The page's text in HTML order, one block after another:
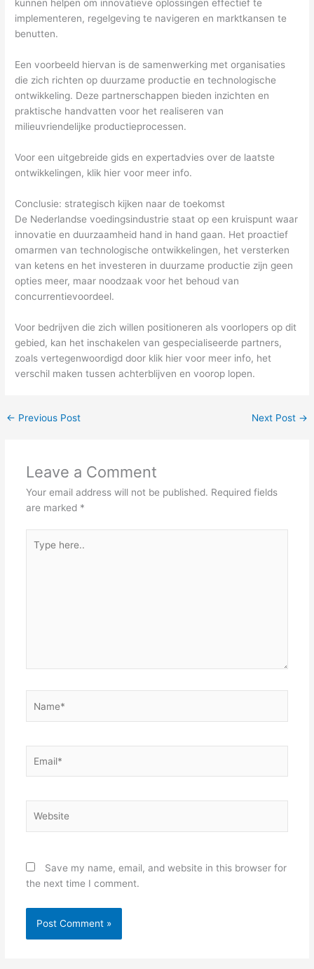
kunnen helpen om innovatieve oplossingen effectief te
implementeren, regelgeving te navigeren en marktkansen te
benutten.
Een voorbeeld hiervan is de samenwerking met organisaties
die zich richten op duurzame productie en technologische
ontwikkeling. Deze partnerschappen bieden inzichten en
praktische handvatten voor het realiseren van
milieuvriendelijke productieprocessen.
Voor een uitgebreide gids en expertadvies over de laatste
ontwikkelingen, klik hier voor meer info.
Conclusie: strategisch kijken naar de toekomst
De Nederlandse voedingsindustrie staat op een kruispunt waar
innovatie en duurzaamheid hand in hand gaan. Het proactief
omarmen van technologische ontwikkelingen, het versterken
van ketens en het investeren in duurzame productie zijn geen
opties meer, maar noodzaak voor het behoud van
concurrentievoordeel.
Voor bedrijven die zich willen positioneren als voorlopers op dit
gebied, kan het inschakelen van gespecialiseerde partners,
zoals vertegenwoordigd door klik hier voor meer info, het
verschil maken tussen achterblijven en voorop lopen.
← Previous Post Next Post →
Leave a Comment
Your email address will not be published. Required fields
are marked *
here..
Save my name, email, and website in this browser for
the next time I comment.